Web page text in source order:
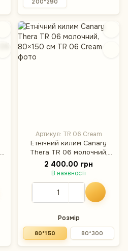
200*290
Артикул: TR 06 Cream
Етнічний килим Canary
Thera TR 06 молочний,
80×150 см
2 400.00 грн
В наявності
Розмір
80*150 80*300